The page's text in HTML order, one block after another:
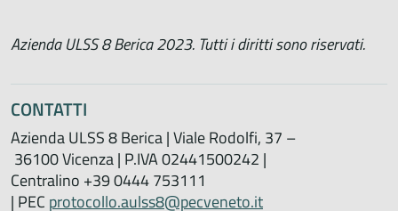
Azienda ULSS 8 Berica 2023. Tutti i diritti sono riservati.
CONTATTI
Azienda ULSS 8 Berica | Viale Rodolfi, 37 –
36100 Vicenza | P.IVA 02441500242 |
Centralino +39 0444 753111
| PEC protocollo.aulss8@pecveneto.it